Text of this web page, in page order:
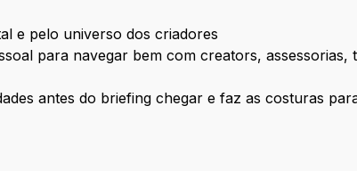
e pelo universo dos criadores
para navegar bem com creators, assessorias,
antes do briefing chegar e faz as costuras